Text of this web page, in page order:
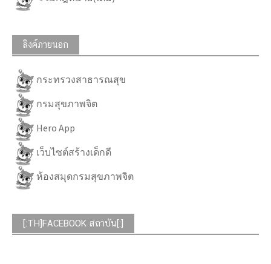
ลิงค์ภายนอก
กระทรวงสาธารณสุข
กรมสุขภาพจิต
Hero App
เว็บไซต์สร้างเด็กดี
ห้องสมุดกรมสุขภาพจิต
[:TH]FACEBOOK สถาบัน[:]